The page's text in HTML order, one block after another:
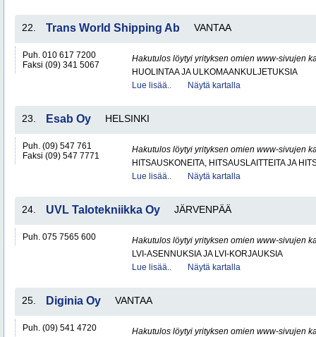
22. Trans World Shipping Ab VANTAA
Puh. 010 617 7200
Faksi (09) 341 5067
Hakutulos löytyi yrityksen omien www-sivujen
HUOLINTAA JA ULKOMAANKULJETUKSIA
Lue lisää..
Näytä kartalla
23. Esab Oy HELSINKI
Puh. (09) 547 761
Faksi (09) 547 7771
Hakutulos löytyi yrityksen omien www-sivujen
HITSAUSKONEITA, HITSAUSLAITTEITA JA
Lue lisää..
Näytä kartalla
24. UVL Talotekniikka Oy JÄRVENPÄÄ
Puh. 075 7565 600
Hakutulos löytyi yrityksen omien www-sivujen
LVI-ASENNUKSIA JA LVI-KORJAUKSIA
Lue lisää..
Näytä kartalla
25. Diginia Oy VANTAA
Puh. (09) 541 4720
Hakutulos löytyi yrityksen omien www-sivujen